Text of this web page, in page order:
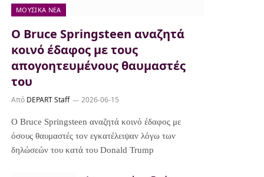
ΜΟΥΣΙΚΆ ΝΈΑ
Ο Bruce Springsteen αναζητά
κοινό έδαφος με τους
απογοητευμένους θαυμαστές
του
Από DEPART Staff 2026-06-15
Ο Bruce Springsteen αναζητά κοινό έδαφος με
όσους θαυμαστές τον εγκατέλειψαν λόγω των
δηλώσεών του κατά του Donald Trump